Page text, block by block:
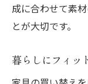
成に合わせて素
とが大切です。
暮らしにフィッ